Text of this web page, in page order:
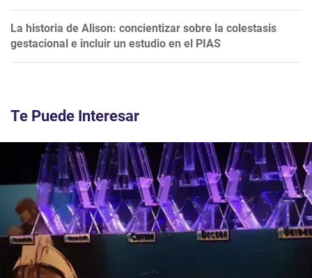
La historia de Alison: concientizar sobre la colestasis
gestacional e incluir un estudio en el PIAS
Te Puede Interesar